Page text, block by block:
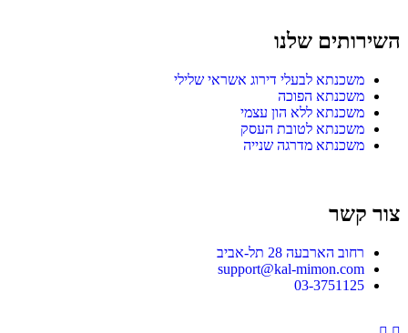
השירותים שלנו
משכנתא לבעלי דירוג אשראי שלילי
משכנתא הפוכה
משכנתא ללא הון עצמי
משכנתא לטובת העסק
משכנתא מדרגה שנייה
צור קשר
רחוב הארבעה 28 תל-אביב
support@kal-mimon.com
03-3751125